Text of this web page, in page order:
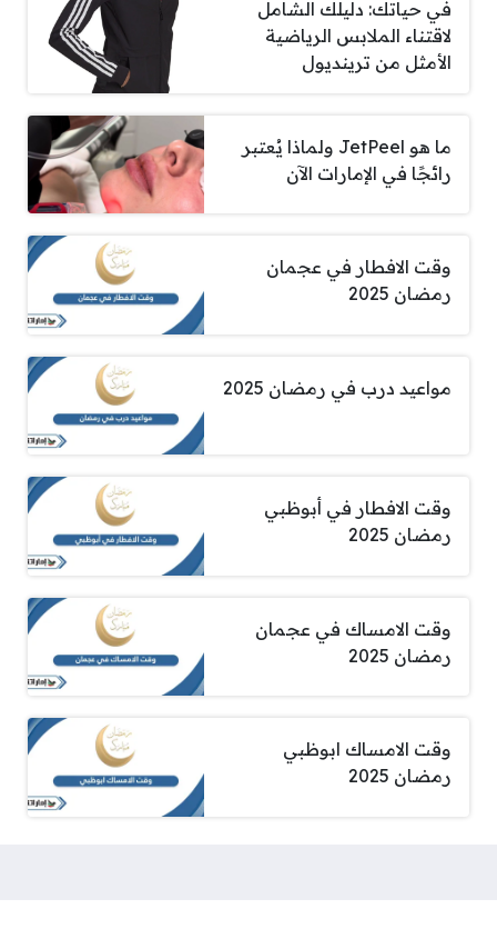
في حياتك: دليلك الشامل
لاقتناء الملابس الرياضية
الأمثل من ترينديول
ما هو JetPeel ولماذا يُعتبر
رائجًا في الإمارات الآن
وقت الافطار في عجمان
رمضان 2025
مواعيد درب في رمضان 2025
وقت الافطار في أبوظبي
رمضان 2025
وقت الامساك في عجمان
رمضان 2025
وقت الامساك ابوظبي
رمضان 2025